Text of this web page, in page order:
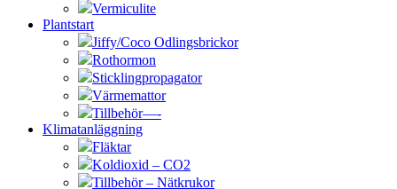
Vermiculite
Plantstart
Jiffy/Coco Odlingsbrickor
Rothormon
Sticklingpropagator
Värmemattor
Tillbehör—-
Klimatanläggning
Fläktar
Koldioxid – CO2
Tillbehör – Nätkrukor